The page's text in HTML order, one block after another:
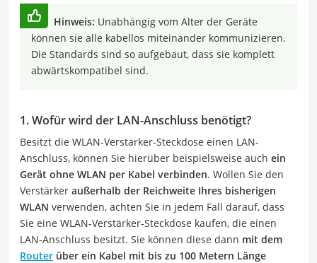
Hinweis: Unabhängig vom Alter der Geräte
können sie alle kabellos miteinander kommunizieren.
Die Standards sind so aufgebaut, dass sie komplett
abwärtskompatibel sind.
1. Wofür wird der LAN-Anschluss benötigt?
Besitzt die WLAN-Verstärker-Steckdose einen LAN-
Anschluss, können Sie hierüber beispielsweise auch ein
Gerät ohne WLAN per Kabel verbinden. Wollen Sie den
Verstärker außerhalb der Reichweite Ihres bisherigen
WLAN verwenden, achten Sie in jedem Fall darauf, dass
Sie eine WLAN-Verstärker-Steckdose kaufen, die einen
LAN-Anschluss besitzt. Sie können diese dann mit dem
Router über ein Kabel mit bis zu 100 Metern Länge